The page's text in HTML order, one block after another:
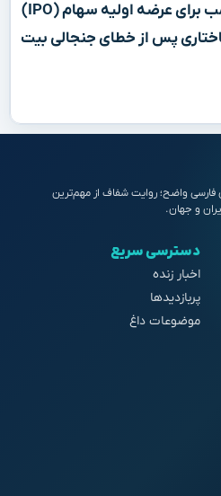
برنامه‌ریزی صرافی بیت‌هامب برای عرضه اولیه سهام (IPO)
ساختاری پس از خطای جنجالی بیت
فارسی واضح؛ روایت شفاف از مهم‌ترین
و جهان.
دسترسی سریع
اخبار زنده
پربازدیدها
موضوعات داغ